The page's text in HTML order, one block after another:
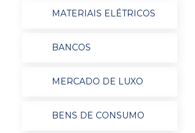
MATERIAIS ELÉTRICOS
BANCOS
MERCADO DE LUXO
BENS DE CONSUMO